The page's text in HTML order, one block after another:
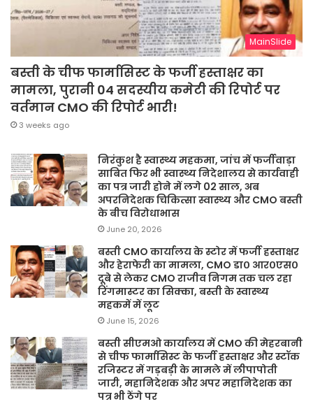
MainSlide
बस्ती के चीफ फार्मासिस्ट के फर्जी हस्ताक्षर का
मामला, पुरानी 04 सदस्यीय कमेटी की रिपोर्ट पर
वर्तमान CMO की रिपोर्ट भारी!
3 weeks ago
निरंकुश है स्वास्थ्य महकमा, जांच में फर्जीवाड़ा
साबित फिर भी स्वास्थ्य निदेशालय से कार्यवाही
का पत्र जारी होने में लगे 02 साल, अब
अपरनिदेशक चिकित्सा स्वास्थ्य और CMO बस्ती
के बीच विरोधाभास
June 20, 2026
बस्ती CMO कार्यालय के स्टोर में फर्जी हस्ताक्षर
और हेराफेरी का मामला, CMO डा० आर०एस०
दूबे से लेकर CMO राजीव निगम तक चल रहा
रिंगमास्टर का सिक्का, बस्ती के स्वास्थ्य
महकमें में लूट
June 15, 2026
बस्ती सीएमओ कार्यालय में CMO की मेहरबानी
से चीफ फार्मासिस्ट के फर्जी हस्ताक्षर और स्टॉक
रजिस्टर में गड़बड़ी के मामले में लीपापोती
जारी, महानिदेशक और अपर महानिदेशक का
पत्र भी ठेंगे पर